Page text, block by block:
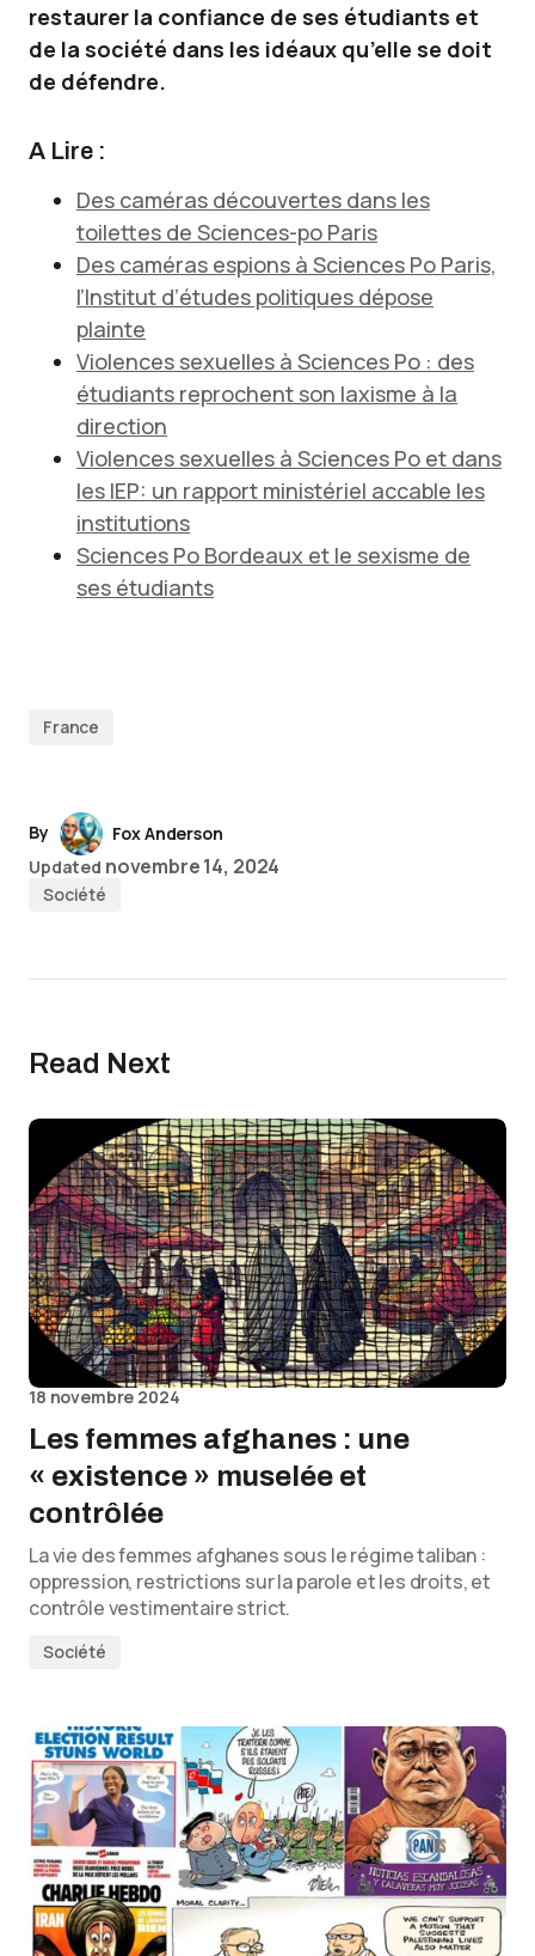
restaurer la confiance de ses étudiants et
de la société dans les idéaux qu’elle se doit
de défendre.
A Lire :
Des caméras découvertes dans les
toilettes de Sciences-po Paris
Des caméras espions à Sciences Po Paris,
l’Institut d’études politiques dépose
plainte
Violences sexuelles à Sciences Po : des
étudiants reprochent son laxisme à la
direction
Violences sexuelles à Sciences Po et dans
les IEP: un rapport ministériel accable les
institutions
Sciences Po Bordeaux et le sexisme de
ses étudiants
France
By
Fox Anderson
Updated novembre 14, 2024
Société
Read Next
18 novembre 2024
Les femmes afghanes : une
« existence » muselée et
contrôlée
La vie des femmes afghanes sous le régime taliban :
oppression, restrictions sur la parole et les droits, et
contrôle vestimentaire strict.
Société